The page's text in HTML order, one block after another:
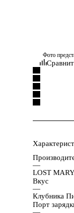
Фото
—
LOST
Вкус
—
Клубника
Порт